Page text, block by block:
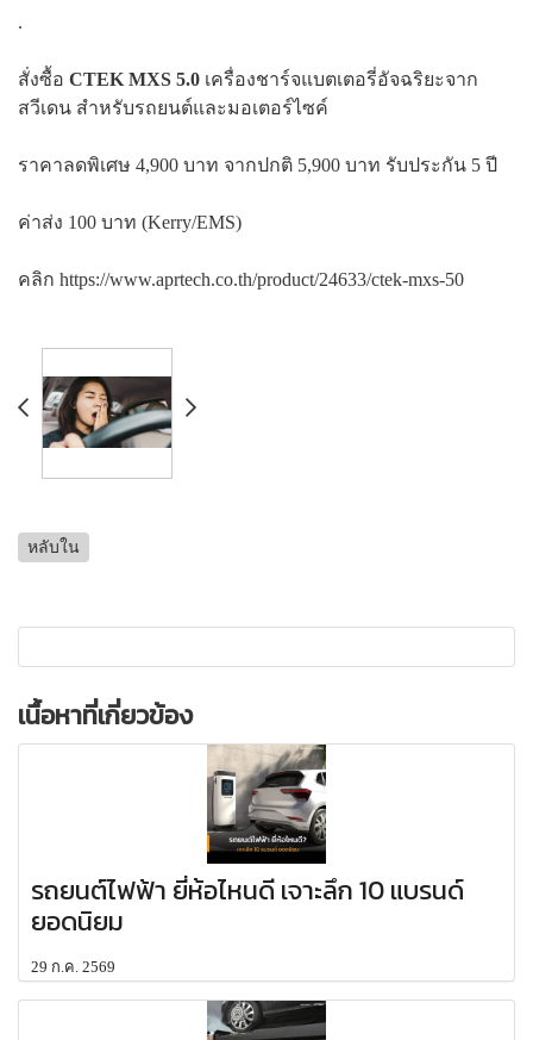
.
สั่งซื้อ CTEK MXS 5.0 เครื่องชาร์จแบตเตอรี่อัจฉริยะจาก
สวีเดน สำหรับรถยนต์และมอเตอร์ไซค์
ราคาลดพิเศษ 4,900 บาท จากปกติ 5,900 บาท รับประกัน 5 ปี
ค่าส่ง 100 บาท (Kerry/EMS)
คลิก https://www.aprtech.co.th/product/24633/ctek-mxs-50
หลับใน
เนื้อหาที่เกี่ยวข้อง
รถยนต์ไฟฟ้า ยี่ห้อไหนดี เจาะลึก 10 แบรนด์
ยอดนิยม
29 ก.ค. 2569